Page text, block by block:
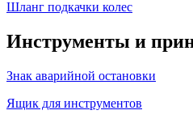
Шланг подкачки колес
Инструменты и
Знак аварийной остановки
Ящик для инструментов